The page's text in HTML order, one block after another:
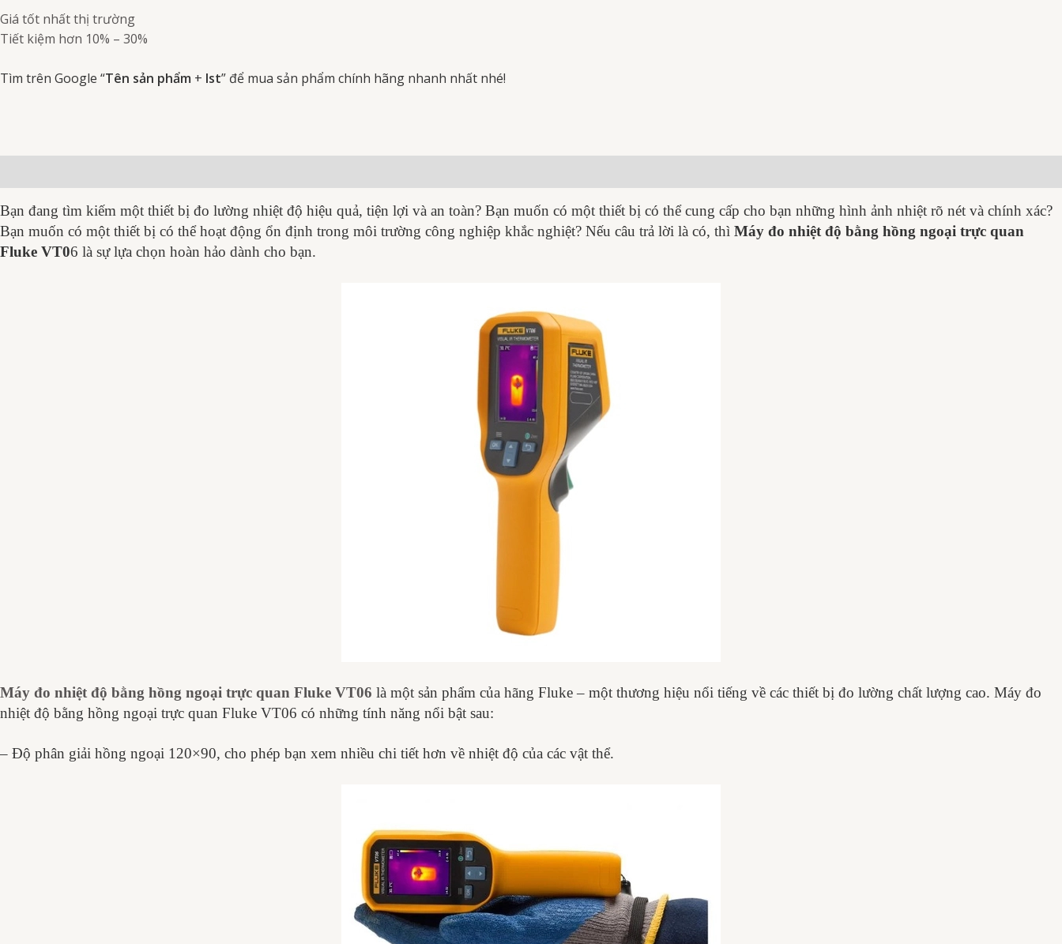
Giá tốt nhất thị trường
Tiết kiệm hơn 10% – 30%
Tìm trên Google “Tên sản phẩm + Ist” để mua sản phẩm chính hãng nhanh nhất nhé!
Bạn đang tìm kiếm một thiết bị đo lường nhiệt độ hiệu quả, tiện lợi và an toàn? Bạn muốn có một thiết bị có thể cung cấp cho bạn những hình ảnh nhiệt rõ nét và chính xác?
Bạn muốn có một thiết bị có thể hoạt động ổn định trong môi trường công nghiệp khắc nghiệt? Nếu câu trả lời là có, thì Máy đo nhiệt độ bằng hồng ngoại trực quan
Fluke VT06 là sự lựa chọn hoàn hảo dành cho bạn.
Máy đo nhiệt độ bằng hồng ngoại trực quan Fluke VT06 là một sản phẩm của hãng Fluke – một thương hiệu nổi tiếng về các thiết bị đo lường chất lượng cao. Máy đo
nhiệt độ bằng hồng ngoại trực quan Fluke VT06 có những tính năng nổi bật sau:
– Độ phân giải hồng ngoại 120×90, cho phép bạn xem nhiều chi tiết hơn về nhiệt độ của các vật thể.